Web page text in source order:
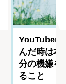
YouTuber
んだ時は
分の機嫌を
ること